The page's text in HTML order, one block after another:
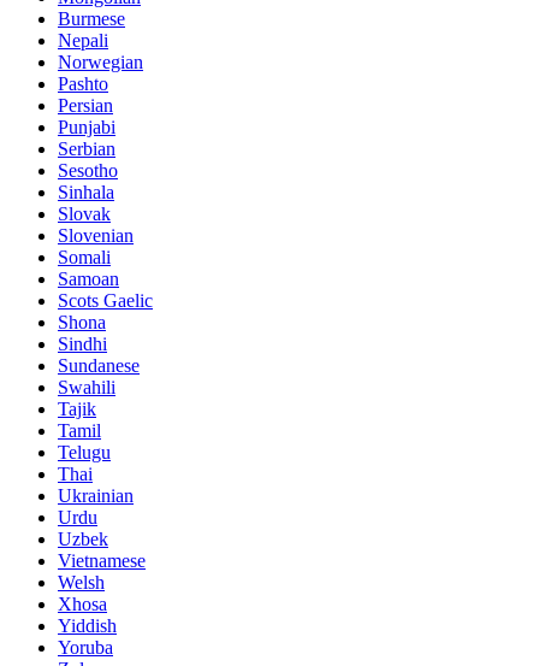
Burmese
Nepali
Norwegian
Pashto
Persian
Punjabi
Serbian
Sesotho
Sinhala
Slovak
Slovenian
Somali
Samoan
Scots Gaelic
Shona
Sindhi
Sundanese
Swahili
Tajik
Tamil
Telugu
Thai
Ukrainian
Urdu
Uzbek
Vietnamese
Welsh
Xhosa
Yiddish
Yoruba